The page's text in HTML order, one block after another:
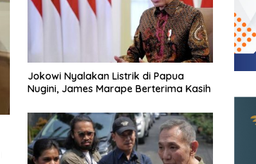
Jokowi Nyalakan Listrik di Papua
Nugini, James Marape Berterima Kasih